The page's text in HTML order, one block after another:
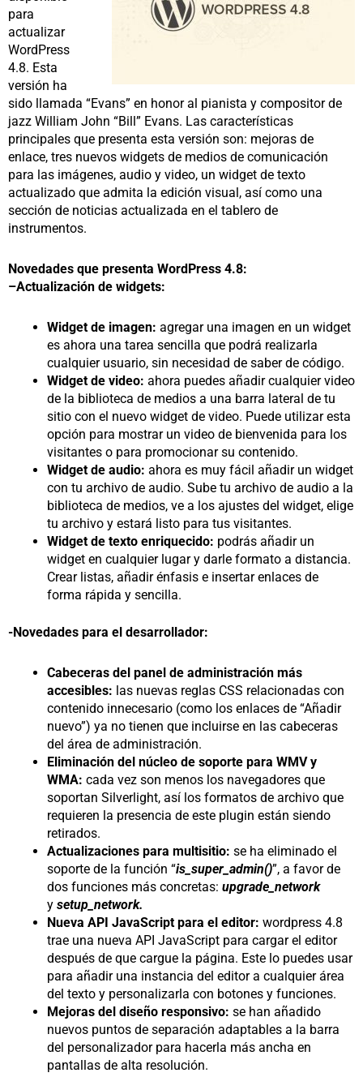
para
actualizar
WordPress
4.8. Esta
versión ha
sido llamada “Evans” en honor al pianista y compositor de
jazz William John “Bill” Evans. Las características
principales que presenta esta versión son: mejoras de
enlace, tres nuevos widgets de medios de comunicación
para las imágenes, audio y video, un widget de texto
actualizado que admita la edición visual, así como una
sección de noticias actualizada en el tablero de
instrumentos.
Novedades que presenta WordPress 4.8:
–Actualización de widgets:
Widget de imagen: agregar una imagen en un widget
es ahora una tarea sencilla que podrá realizarla
cualquier usuario, sin necesidad de saber de código.
Widget de video: ahora puedes añadir cualquier video
de la biblioteca de medios a una barra lateral de tu
sitio con el nuevo widget de video. Puede utilizar esta
opción para mostrar un video de bienvenida para los
visitantes o para promocionar su contenido.
Widget de audio: ahora es muy fácil añadir un widget
con tu archivo de audio. Sube tu archivo de audio a la
biblioteca de medios, ve a los ajustes del widget, elige
tu archivo y estará listo para tus visitantes.
Widget de texto enriquecido: podrás añadir un
widget en cualquier lugar y darle formato a distancia.
Crear listas, añadir énfasis e insertar enlaces de
forma rápida y sencilla.
-Novedades para el desarrollador:
Cabeceras del panel de administración más
accesibles: las nuevas reglas CSS relacionadas con
contenido innecesario (como los enlaces de “Añadir
nuevo”) ya no tienen que incluirse en las cabeceras
del área de administración.
Eliminación del núcleo de soporte para WMV y
WMA: cada vez son menos los navegadores que
soportan Silverlight, así los formatos de archivo que
requieren la presencia de este plugin están siendo
retirados.
Actualizaciones para multisitio: se ha eliminado el
soporte de la función “is_super_admin()”, a favor de
dos funciones más concretas: upgrade_network
y setup_network.
Nueva API JavaScript para el editor: wordpress 4.8
trae una nueva API JavaScript para cargar el editor
después de que cargue la página. Este lo puedes usar
para añadir una instancia del editor a cualquier área
del texto y personalizarla con botones y funciones.
Mejoras del diseño responsivo: se han añadido
nuevos puntos de separación adaptables a la barra
del personalizador para hacerla más ancha en
pantallas de alta resolución.